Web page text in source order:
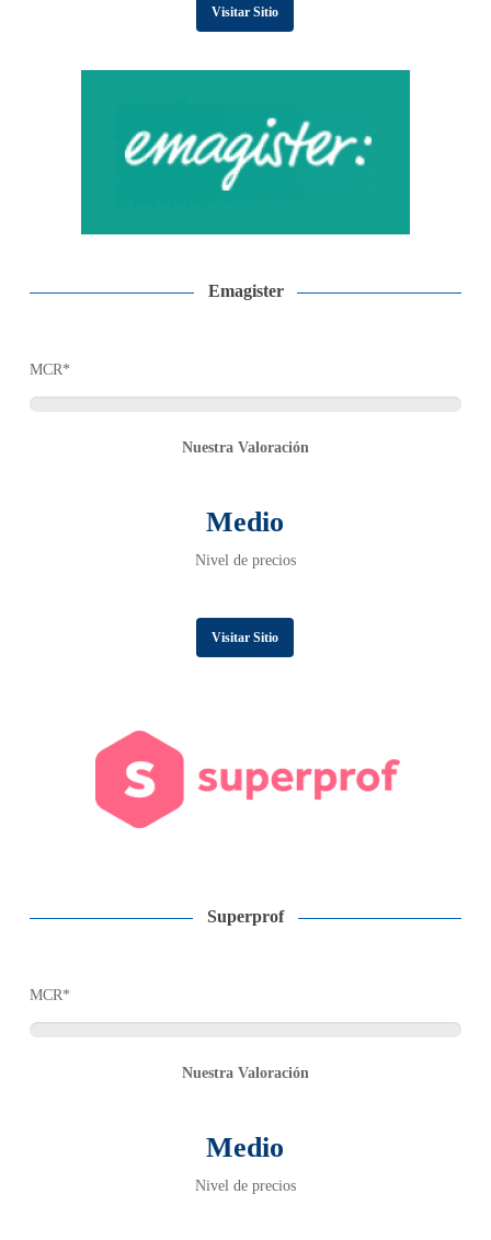
Visitar Sitio
Emagister
MCR*
Nuestra Valoración
Medio
Nivel de precios
Visitar Sitio
Superprof
MCR*
Nuestra Valoración
Medio
Nivel de precios